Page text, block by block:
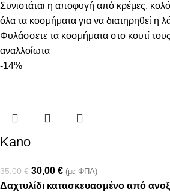
Συνιστάται η αποφυγή από κρέμες,
όλα τα κοσμήματα για να διατηρηθεί η
Φυλάσσετε τα κοσμήματα στο κουτί
αναλλοίωτα
-14%
Kano
35,00€ 30,00 € (με ΦΠΑ)
Δαχτυλίδι κατασκευασμένο από